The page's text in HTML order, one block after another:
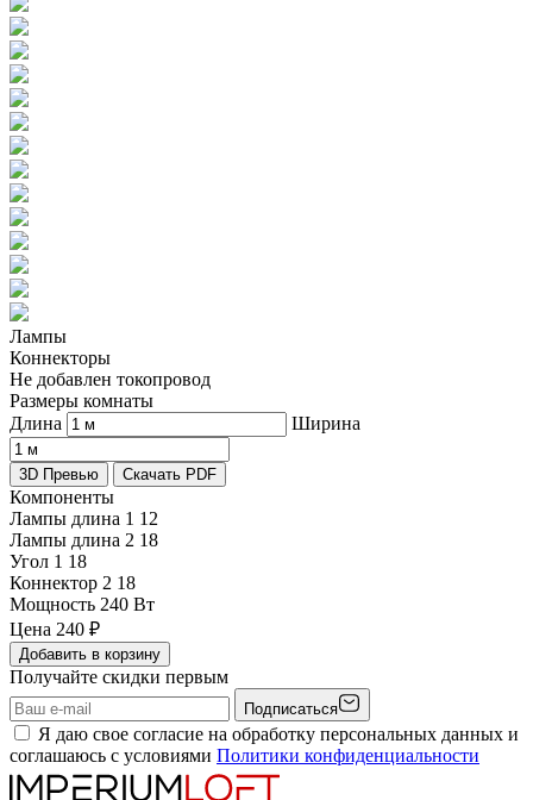
Лампы
Коннекторы
Не добавлен токопровод
Размеры комнаты
Длина
Ширина
3D Превью Скачать PDF
Компоненты
Лампы длина 1 12
Лампы длина 2 18
Угол 1 18
Коннектор 2 18
Мощность 240 Вт
Цена 240 ₽
Добавить в корзину
Получайте скидки первым
Подписаться
Я даю свое согласие на обработку персональных данных и
соглашаюсь с условиями Политики конфиденциальности